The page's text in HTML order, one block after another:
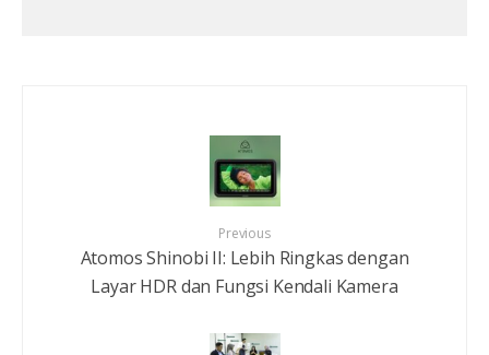
Previous
Atomos Shinobi II: Lebih Ringkas dengan
Layar HDR dan Fungsi Kendali Kamera